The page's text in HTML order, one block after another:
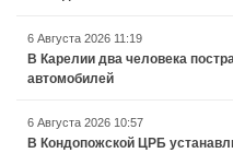
6 Августа 2026 11:19
В Карелии два человека
автомобилей
6 Августа 2026 10:57
В Кондопожской ЦРБ